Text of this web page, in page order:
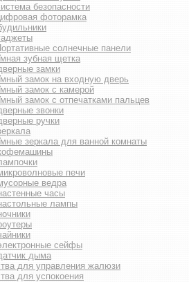
безопасности
фоторамка
солнечные панели
зубная щетка
замки
замок на входную дверь
замок с камерой
замок с отпечатками пальцев
звонки
ручки
зеркала для ванной комнаты
печи
ведра
часы
лампы
сейфы
дыма
для управления жалюзи
для успокоения